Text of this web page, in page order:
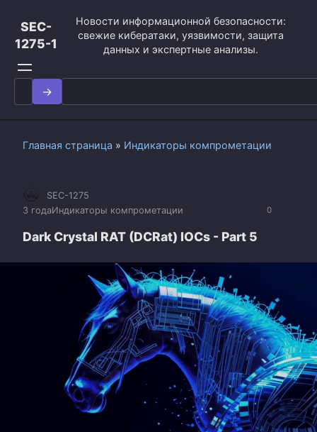
контенту
SEC-
1275-1
Новости информационной безопасности:
свежие кибератаки, уязвимости, защита
данных и экспертные анализы.
Search
for:
Главная страница » Индикаторы компрометации
0
SEC-1275
3 годаИндикаторы компрометации
Dark Crystal RAT (DCRat) IOCs - Part 5